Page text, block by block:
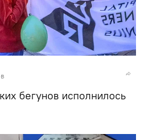
бегунов исполнилось